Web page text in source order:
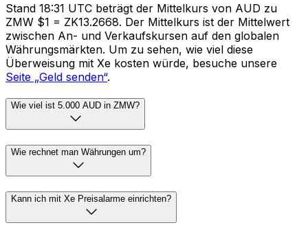
Stand 18:31 UTC beträgt der Mittelkurs von AUD zu
ZMW $1 = ZK13.2668. Der Mittelkurs ist der Mittelwert
zwischen An- und Verkaufskursen auf den globalen
Währungsmärkten. Um zu sehen, wie viel diese
Überweisung mit Xe kosten würde, besuche unsere
Seite „Geld senden“.
Wie viel ist 5.000 AUD in ZMW?
Wie rechnet man Währungen um?
Kann ich mit Xe Preisalarme einrichten?